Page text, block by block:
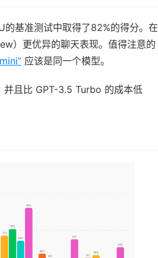
基准测试中取得了82%的得分。在
）更优异的聊天表现。值得注意的
应该是同一个模型。
且比 GPT-3.5 Turbo 的成本低